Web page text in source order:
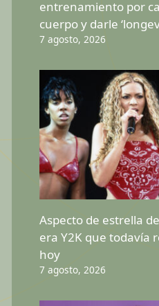
entrenamiento por
cuerpo y darle
7 agosto, 2026
Aspecto de estrella
era Y2K que todavía
hoy
7 agosto, 2026